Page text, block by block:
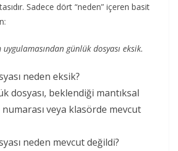
Sadece dört “neden” içeren basit
uygulamasından günlük dosyası eksik.
neden eksik?
dosyası, beklendiği mantıksal
veya klasörde mevcut
neden mevcut değildi?